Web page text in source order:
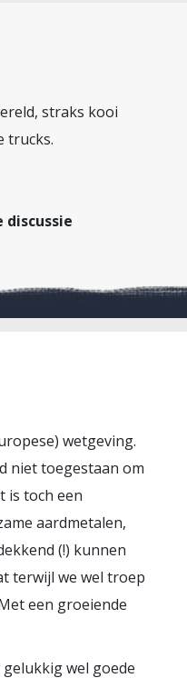
straks kooi
trucks.
discussie
wetgeving.
niet toegestaan om
is toch een
aardmetalen,
(!) kunnen
terwijl we wel troep
een groeiende
wel goede